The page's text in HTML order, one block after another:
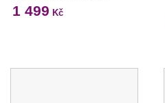
1 499 Kč